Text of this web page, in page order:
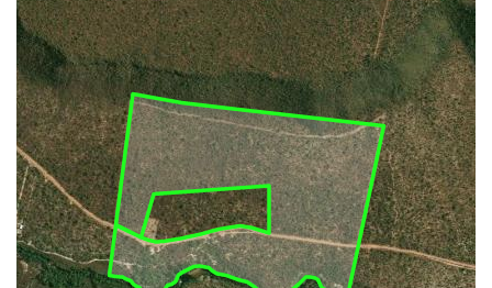
Terras
indígenas
(FUNAI)
UC Federal
UC Estaduais
UC
Municipais
Hidrografia
1:1.000.000
(ANA)